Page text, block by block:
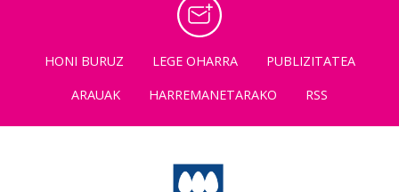
HONI BURUZ LEGE OHARRA
PUBLIZITATEA
ARAUAK
HARREMANETARAKO RSS